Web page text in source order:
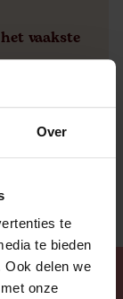
Over
te
te bieden
Ook delen we
onze
vaakste
alweer op.
herfst.
ons al klaar
ik
er net